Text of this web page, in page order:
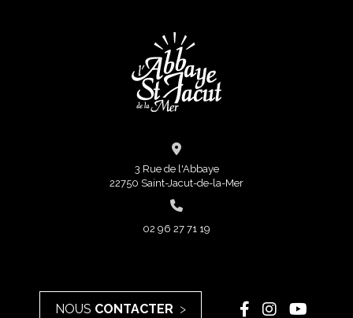
3 Rue de l'Abbaye
22750 Saint-Jacut-de-la-Mer
02 96 27 71 19
NOUS CONTACTER